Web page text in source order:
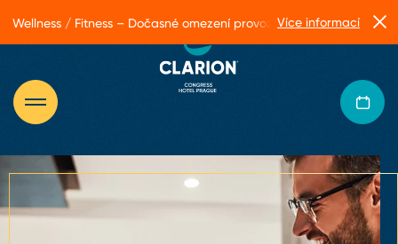
Wellness / Fitness – Dočasné omezení provozuVíce informací